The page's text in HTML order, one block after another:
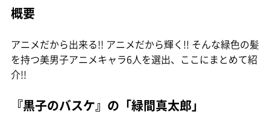
概要
アニメだから出来る!! アニメだから輝く!! そんな緑色の髪
を持つ美男子アニメキャラ6人を選出、ここにまとめて紹
介!!
『黒子のバスケ』の「緑間真太郎」